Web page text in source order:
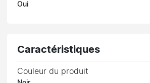
Oui
Caractéristiques
Couleur du produit